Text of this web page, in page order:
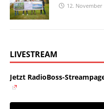
12. November
LIVESTREAM
Jetzt RadioBoss-